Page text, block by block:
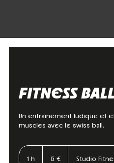
FITNESS
Un entraînement ludique et
muscles avec le swiss ball.
1 h 5 € Studio